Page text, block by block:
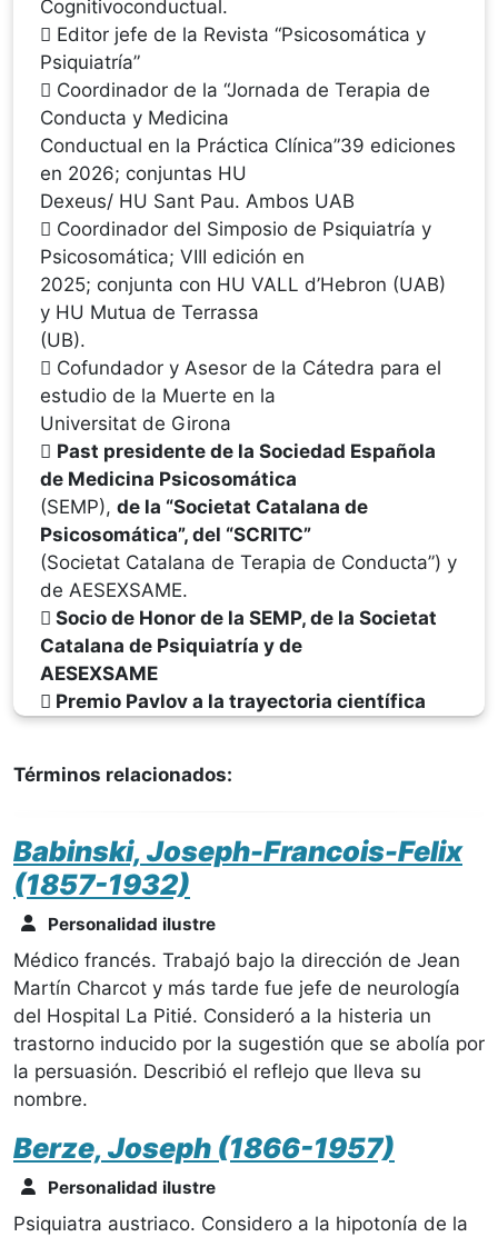
Cognitivoconductual.
 Editor jefe de la Revista “Psicosomática y
Psiquiatría”
 Coordinador de la “Jornada de Terapia de
Conducta y Medicina
Conductual en la Práctica Clínica”39 ediciones
en 2026; conjuntas HU
Dexeus/ HU Sant Pau. Ambos UAB
 Coordinador del Simposio de Psiquiatría y
Psicosomática; VIII edición en
2025; conjunta con HU VALL d’Hebron (UAB)
y HU Mutua de Terrassa
(UB).
 Cofundador y Asesor de la Cátedra para el
estudio de la Muerte en la
Universitat de Girona
 Past presidente de la Sociedad Española
de Medicina Psicosomática
(SEMP), de la “Societat Catalana de
Psicosomática”, del “SCRITC”
(Societat Catalana de Terapia de Conducta”) y
de AESEXSAME.
 Socio de Honor de la SEMP, de la Societat
Catalana de Psiquiatría y de
AESEXSAME
 Premio Pavlov a la trayectoria científica
Términos relacionados:
Babinski, Joseph-Francois-Felix
(1857-1932)
Personalidad ilustre
Médico francés. Trabajó bajo la dirección de Jean
Martín Charcot y más tarde fue jefe de neurología
del Hospital La Pitié. Consideró a la histeria un
trastorno inducido por la sugestión que se abolía por
la persuasión. Describió el reflejo que lleva su
nombre.
Berze, Joseph (1866-1957)
Personalidad ilustre
Psiquiatra austriaco. Considero a la hipotonía de la